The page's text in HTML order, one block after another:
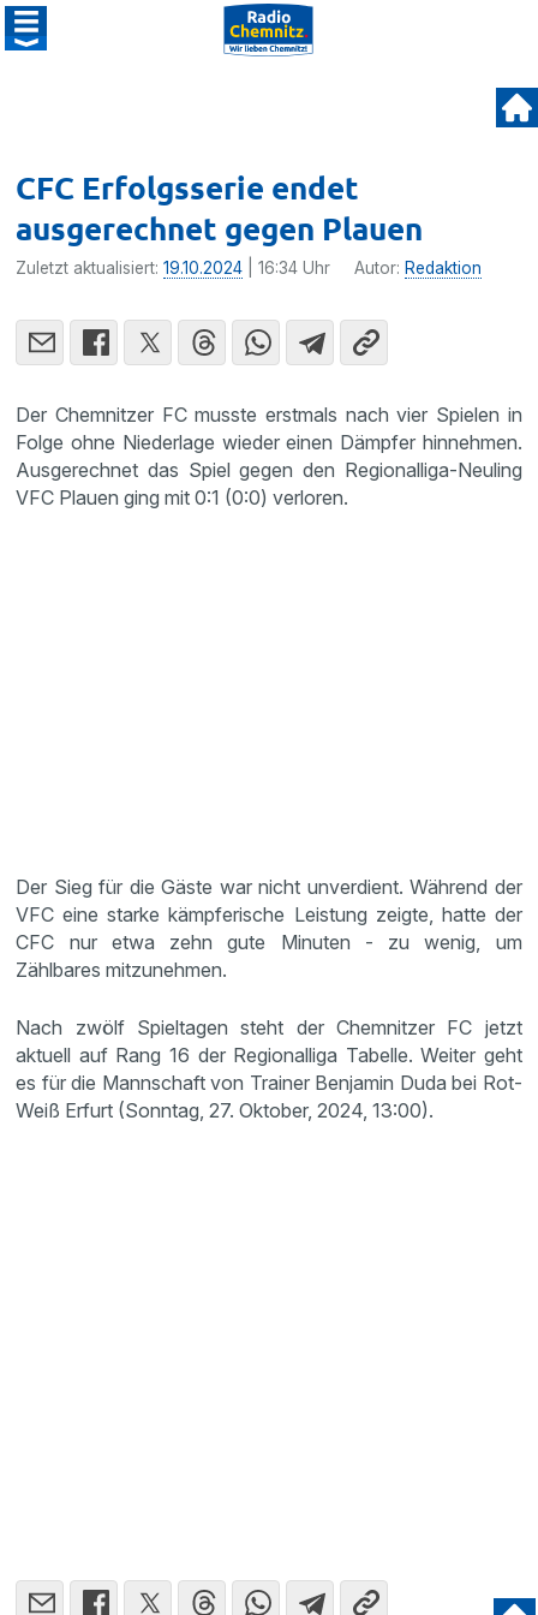
CFC Erfolgsserie endet
ausgerechnet gegen Plauen
Zuletzt aktualisiert:19.10.2024 | 16:34 Uhr Autor: Redaktion
Der Chemnitzer FC musste erstmals nach vier Spielen in
Folge ohne Niederlage wieder einen Dämpfer hinnehmen.
Ausgerechnet das Spiel gegen den Regionalliga-Neuling
VFC Plauen ging mit 0:1 (0:0) verloren.
Der Sieg für die Gäste war nicht unverdient. Während der
VFC eine starke kämpferische Leistung zeigte, hatte der
CFC nur etwa zehn gute Minuten - zu wenig, um
Zählbares mitzunehmen.
Nach zwölf Spieltagen steht der Chemnitzer FC jetzt
aktuell auf Rang 16 der Regionalliga Tabelle. Weiter geht
es für die Mannschaft von Trainer Benjamin Duda bei Rot-
Weiß Erfurt (Sonntag, 27. Oktober, 2024, 13:00).